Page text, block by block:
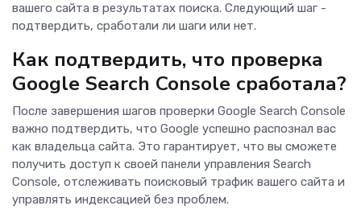
вашего сайта в результатах поиска. Следующий шаг -
подтвердить, сработали ли шаги или нет.
Как подтвердить, что проверка
Google Search Console сработала?
После завершения шагов проверки Google Search Console
важно подтвердить, что Google успешно распознал вас
как владельца сайта. Это гарантирует, что вы сможете
получить доступ к своей панели управления Search
Console, отслеживать поисковый трафик вашего сайта и
управлять индексацией без проблем.